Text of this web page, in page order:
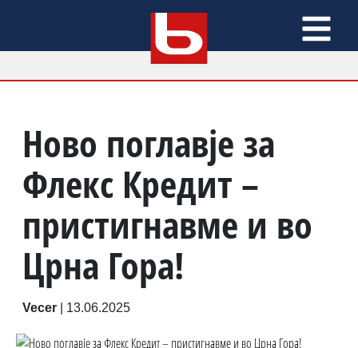
Ново поглавје за
Флекс Кредит –
пристигнавме и во
Црна Гора!
Vecer 13.06.2025